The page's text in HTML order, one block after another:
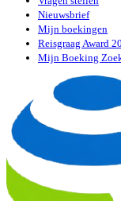
Nieuwsbrief
Mijn boekingen
Reisgraag Award
Mijn Boeking